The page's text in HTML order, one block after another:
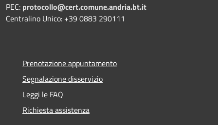
PEC: protocollo@cert.comune.andria.bt.it
Centralino Unico: +39 0883 290111
Prenotazione appuntamento
Segnalazione disservizio
Leggi le FAQ
Richiesta assistenza